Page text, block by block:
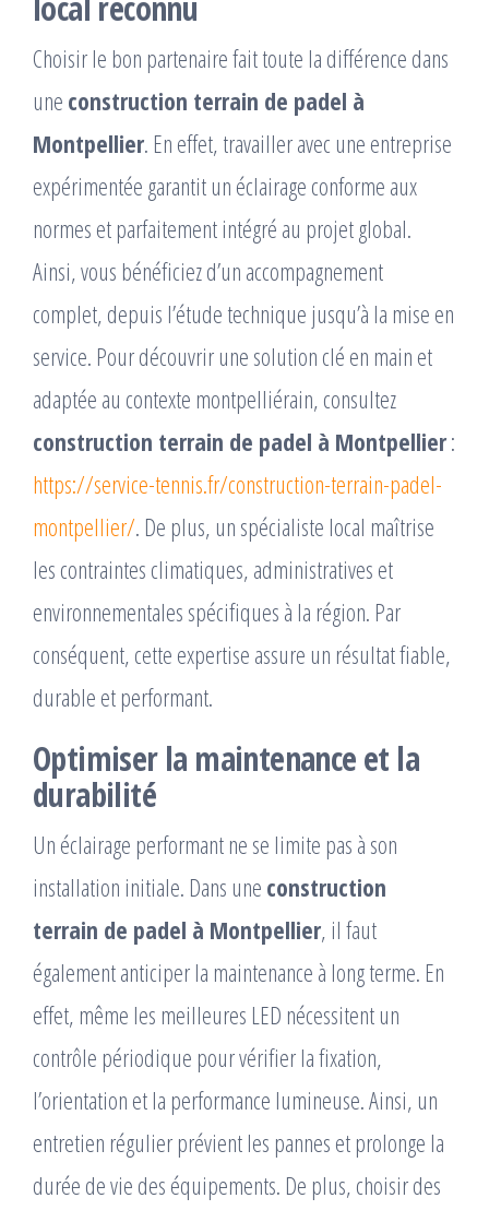
Choisir le bon partenaire fait toute la différence dans
une construction terrain de padel à
Montpellier. En effet, travailler avec une entreprise
expérimentée garantit un éclairage conforme aux
normes et parfaitement intégré au projet global.
Ainsi, vous bénéficiez d’un accompagnement
complet, depuis l’étude technique jusqu’à la mise en
service. Pour découvrir une solution clé en main et
adaptée au contexte montpelliérain, consultez
construction terrain de padel à Montpellier:
https://service-tennis.fr/construction-terrain-padel-
montpellier/. De plus, un spécialiste local maîtrise
les contraintes climatiques, administratives et
environnementales spécifiques à la région. Par
conséquent, cette expertise assure un résultat fiable,
durable et performant.
Optimiser la maintenance et la
durabilité
Un éclairage performant ne se limite pas à son
installation initiale. Dans une construction
terrain de padel à Montpellier, il faut
également anticiper la maintenance à long terme. En
effet, même les meilleures LED nécessitent un
contrôle périodique pour vérifier la fixation,
l’orientation et la performance lumineuse. Ainsi, un
entretien régulier prévient les pannes et prolonge la
durée de vie des équipements. De plus, choisir des